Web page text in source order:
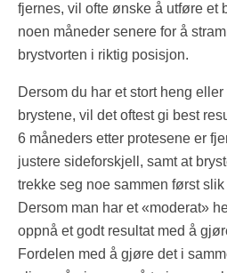
fjernes, vil ofte ønske å utføre et
noen måneder senere for å
brystvorten i riktig posisjon.
Dersom du har et stort heng
brystene, vil det oftest gi best
6 måneders etter protesene er
justere sideforskjell, samt at
trekke seg noe sammen først
Dersom man har et «moderat»
oppnå et godt resultat med å
Fordelen med å gjøre det i